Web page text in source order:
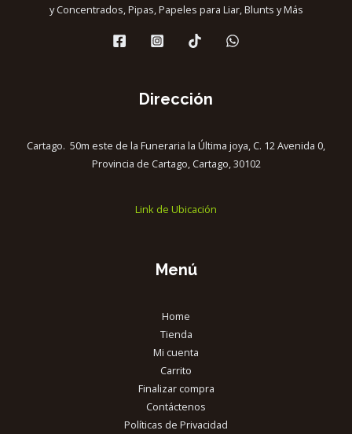
y Concentrados, Pipas, Papeles para Liar, Blunts y Más
Dirección
Cartago. 50m este de la Funeraria la Última joya, C. 12 Avenida 0,
Provincia de Cartago, Cartago, 30102
Link de Ubicación
Menú
Home
Tienda
Mi cuenta
Carrito
Finalizar compra
Contáctenos
Políticas de Privacidad